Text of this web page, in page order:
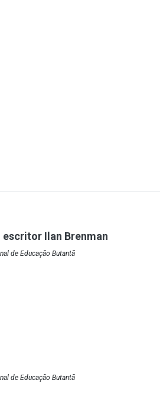
escritor Ilan Brenman
de Educação Butantã
de Educação Butantã